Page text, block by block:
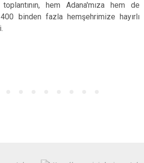
hem Adana'mıza hem de
binden fazla hemşehrimize hayırlı